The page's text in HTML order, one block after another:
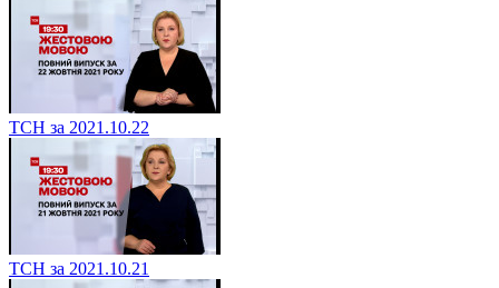
ТСН за 2021.10.22
ТСН за 2021.10.21